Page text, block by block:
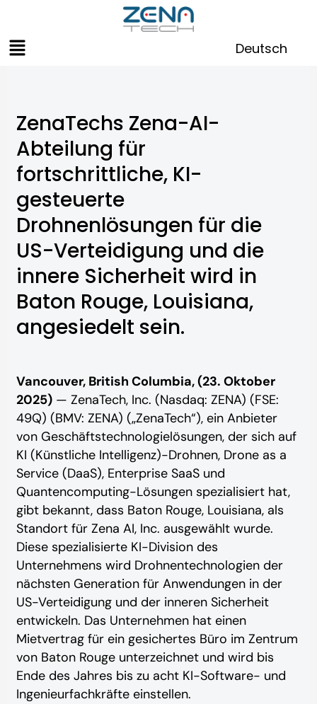
springen
Menü Deutsch
ZenaTechs Zena-AI-
Abteilung für
fortschrittliche, KI-
gesteuerte
Drohnenlösungen für die
US-Verteidigung und die
innere Sicherheit wird in
Baton Rouge, Louisiana,
angesiedelt sein.
Vancouver, British Columbia, (23. Oktober
2025)— ZenaTech, Inc. (Nasdaq: ZENA) (FSE:
49Q) (BMV: ZENA) („ZenaTech“), ein Anbieter
von Geschäftstechnologielösungen, der sich auf
KI (Künstliche Intelligenz)-Drohnen, Drone as a
Service (DaaS), Enterprise SaaS und
Quantencomputing-Lösungen spezialisiert hat,
gibt bekannt, dass Baton Rouge, Louisiana, als
Standort für Zena AI, Inc. ausgewählt wurde.
Diese spezialisierte KI-Division des
Unternehmens wird Drohnentechnologien der
nächsten Generation für Anwendungen in der
US-Verteidigung und der inneren Sicherheit
entwickeln. Das Unternehmen hat einen
Mietvertrag für ein gesichertes Büro im Zentrum
von Baton Rouge unterzeichnet und wird bis
Ende des Jahres bis zu acht KI-Software- und
Ingenieurfachkräfte einstellen.